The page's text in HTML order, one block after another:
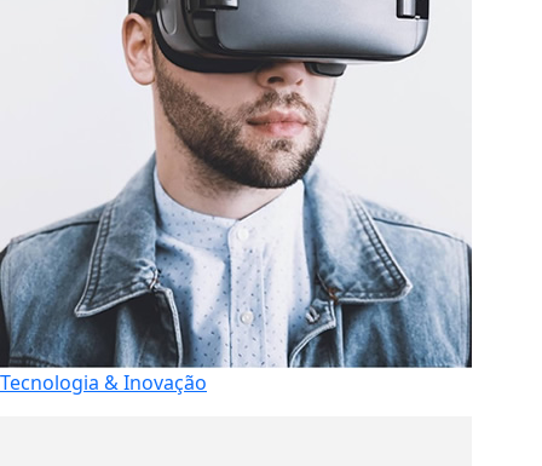
Tecnologia & Inovação